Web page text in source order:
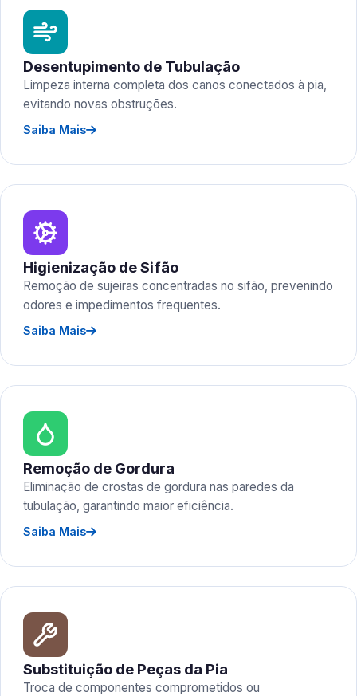
Desentupimento de Tubulação
Limpeza interna completa dos canos conectados à pia,
evitando novas obstruções.
Saiba Mais
Higienização de Sifão
Remoção de sujeiras concentradas no sifão, prevenindo
odores e impedimentos frequentes.
Saiba Mais
Remoção de Gordura
Eliminação de crostas de gordura nas paredes da
tubulação, garantindo maior eficiência.
Saiba Mais
Substituição de Peças da Pia
Troca de componentes comprometidos ou